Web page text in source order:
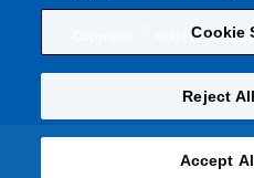
Asahi Kasei
Cookie
Reject
Accept